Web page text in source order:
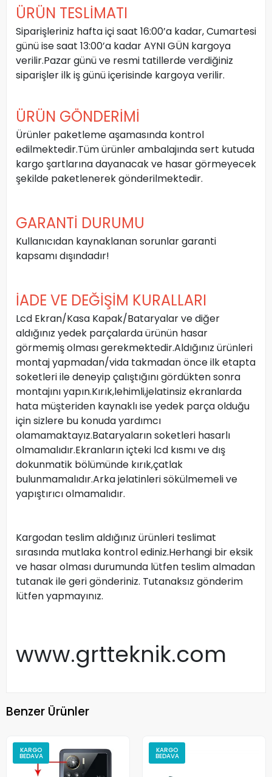
ÜRÜN TESLİMATI
Siparişleriniz hafta içi saat 16:00’a kadar, Cumartesi
günü ise saat 13:00’a kadar AYNI GÜN kargoya
verilir.Pazar günü ve resmi tatillerde verdiğiniz
siparişler ilk iş günü içerisinde kargoya verilir.
ÜRÜN GÖNDERİMİ
Ürünler paketleme aşamasında kontrol
edilmektedir.Tüm ürünler ambalajında sert kutuda
kargo şartlarına dayanacak ve hasar görmeyecek
şekilde paketlenerek gönderilmektedir.
GARANTİ DURUMU
Kullanıcıdan kaynaklanan sorunlar garanti
kapsamı dışındadır!
İADE VE DEĞİŞİM KURALLARI
Lcd Ekran/Kasa Kapak/Bataryalar ve diğer
aldığınız yedek parçalarda ürünün hasar
görmemiş olması gerekmektedir.Aldığınız ürünleri
montaj yapmadan/vida takmadan önce ilk etapta
soketleri ile deneyip çalıştığını gördükten sonra
montajını yapın.Kırık,lehimli,jelatinsiz ekranlarda
hata müşteriden kaynaklı ise yedek parça olduğu
için sizlere bu konuda yardımcı
olamamaktayız.Bataryaların soketleri hasarlı
olmamalıdır.Ekranların içteki lcd kısmı ve dış
dokunmatik bölümünde kırık,çatlak
bulunmamalıdır.Arka jelatinleri sökülmemeli ve
yapıştırıcı olmamalıdır.
Kargodan teslim aldığınız ürünleri teslimat
sırasında mutlaka kontrol ediniz.Herhangi bir eksik
ve hasar olması durumunda lütfen teslim almadan
tutanak ile geri gönderiniz. Tutanaksız gönderim
lütfen yapmayınız.
www.grtteknik.com
Benzer Ürünler
KARGO
BEDAVA
KARGO
BEDAVA